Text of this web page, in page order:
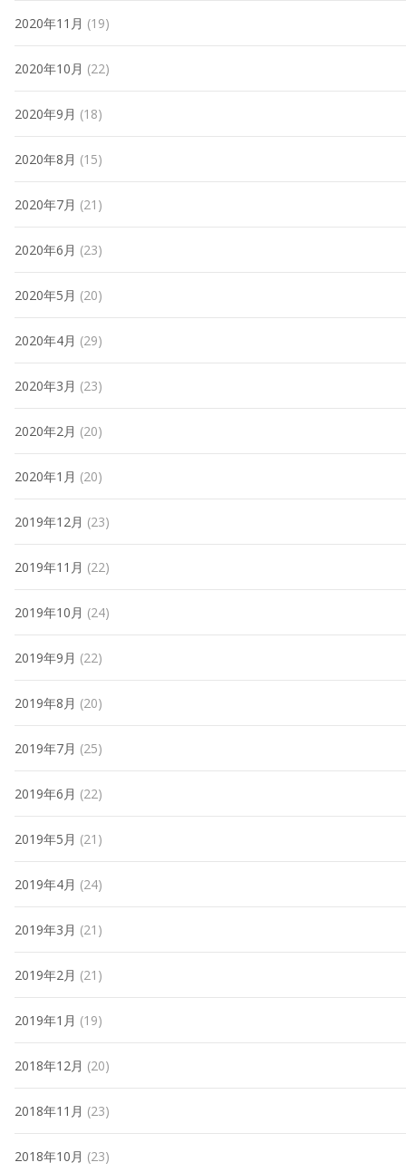
2020年11月 (19)
2020年10月 (22)
2020年9月 (18)
2020年8月 (15)
2020年7月 (21)
2020年6月 (23)
2020年5月 (20)
2020年4月 (29)
2020年3月 (23)
2020年2月 (20)
2020年1月 (20)
2019年12月 (23)
2019年11月 (22)
2019年10月 (24)
2019年9月 (22)
2019年8月 (20)
2019年7月 (25)
2019年6月 (22)
2019年5月 (21)
2019年4月 (24)
2019年3月 (21)
2019年2月 (21)
2019年1月 (19)
2018年12月 (20)
2018年11月 (23)
2018年10月 (23)